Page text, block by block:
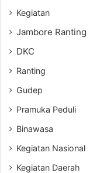
Kegiatan
Jambore Ranting
DKC
Ranting
Gudep
Pramuka Peduli
Binawasa
Kegiatan Nasional
Kegiatan Daerah